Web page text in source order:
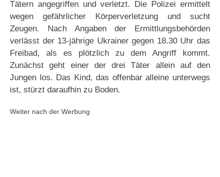
Tätern angegriffen und verletzt. Die Polizei ermittelt
wegen gefährlicher Körperverletzung und sucht
Zeugen. Nach Angaben der Ermittlungsbehörden
verlässt der 13-jährige Ukrainer gegen 18.30 Uhr das
Freibad, als es plötzlich zu dem Angriff kommt.
Zunächst geht einer der drei Täter allein auf den
Jungen los. Das Kind, das offenbar alleine unterwegs
ist, stürzt daraufhin zu Boden.
Weiter nach der Werbung